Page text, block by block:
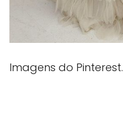
Imagens do Pinterest.